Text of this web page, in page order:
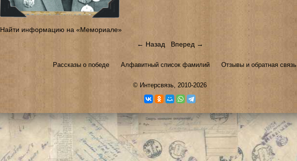
Найти информацию на «Мемориале»
← Назад Вперед →
Рассказы о победе Алфавитный список фамилий Отзывы и обратная связь
© Интерсвязь, 2010-2026